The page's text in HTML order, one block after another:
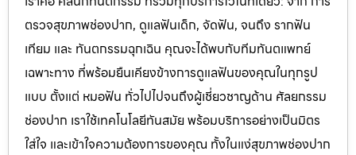
ตรวจสุขภาพช่องปาก, ดูแลฟันเด็ก, จัดฟัน, จนถึง รากฟัน
เทียม และ ทันตกรรมฉุกเฉิน คุณจะได้พบกับทีมทันตแพทย์
เฉพาะทาง ที่พร้อมยืนเคียงข้างการดูแลฟันของคุณในทุกรูป
แบบ ตั้งแต่ หมอฟัน ทั่วไปไปจนถึงผู้เชี่ยวชาญด้าน ศัลยกรรม
ช่องปาก เราใช้เทคโนโลยีทันสมัย พร้อมบริการอย่างเป็นมิตร
ใส่ใจ และเข้าใจความต้องการของคุณ ทั้งในแง่สุขภาพช่องปาก